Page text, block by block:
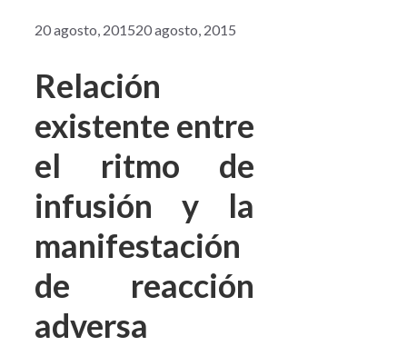
20 agosto, 201520 agosto, 2015
Relación
existente entre
el ritmo de
infusión y la
manifestación
de reacción
adversa